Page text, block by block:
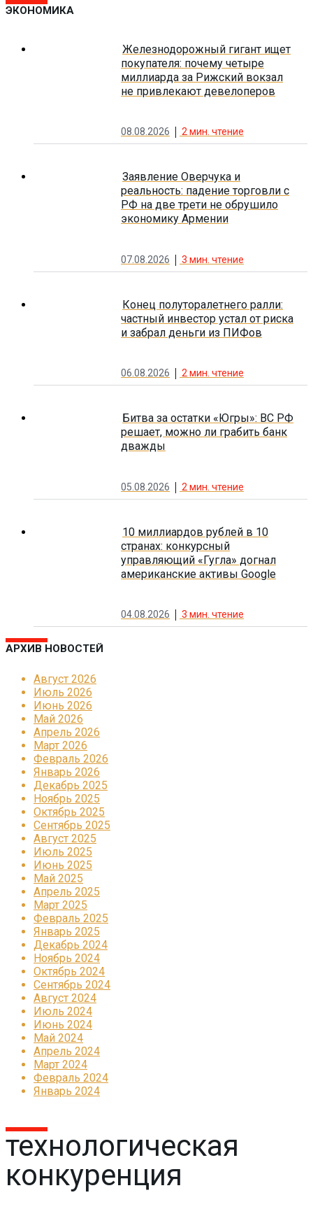
ЭКОНОМИКА
Железнодорожный гигант ищет
покупателя: почему четыре
миллиарда за Рижский вокзал
не привлекают девелоперов
08.08.2026 2 мин. чтение
Заявление Оверчука и
реальность: падение торговли с
РФ на две трети не обрушило
экономику Армении
07.08.2026 3 мин. чтение
Конец полуторалетнего ралли:
частный инвестор устал от риска
и забрал деньги из ПИФов
06.08.2026 2 мин. чтение
Битва за остатки «Югры»: ВС РФ
решает, можно ли грабить банк
дважды
05.08.2026 2 мин. чтение
10 миллиардов рублей в 10
странах: конкурсный
управляющий «Гугла» догнал
американские активы Google
04.08.2026 3 мин. чтение
АРХИВ НОВОСТЕЙ
Август 2026
Июль 2026
Июнь 2026
Май 2026
Апрель 2026
Март 2026
Февраль 2026
Январь 2026
Декабрь 2025
Ноябрь 2025
Октябрь 2025
Сентябрь 2025
Август 2025
Июль 2025
Июнь 2025
Май 2025
Апрель 2025
Март 2025
Февраль 2025
Январь 2025
Декабрь 2024
Ноябрь 2024
Октябрь 2024
Сентябрь 2024
Август 2024
Июль 2024
Июнь 2024
Май 2024
Апрель 2024
Март 2024
Февраль 2024
Январь 2024
технологическая
конкуренция